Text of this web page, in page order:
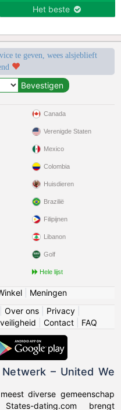
Het beste
te geven, wees alsjeblieft
Canada
Verenigde Staten
Mexico
Colombia
Huisdieren
Brazilië
Filipijnen
Libanon
Golf
Hele lijst
| Meningen
Over ons Privacy
Contact FAQ
– United We
diverse gemeenschap
dating.com brengt